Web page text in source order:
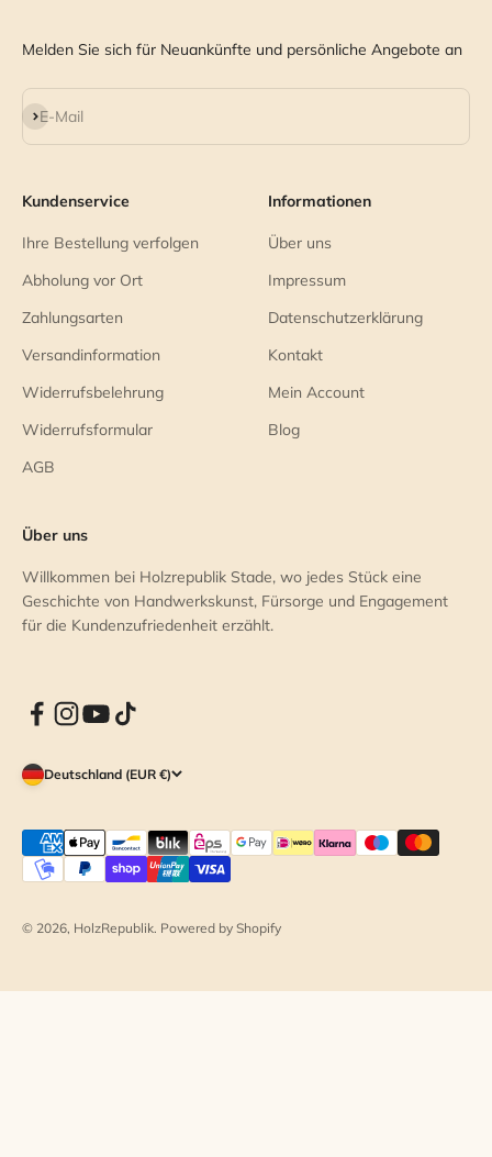
Melden Sie sich für Neuankünfte und persönliche Angebote an
E-Mail
Abonnieren
Kundenservice
Ihre Bestellung verfolgen
Abholung vor Ort
Zahlungsarten
Versandinformation
Widerrufsbelehrung
Widerrufsformular
AGB
Informationen
Über uns
Impressum
Datenschutzerklärung
Kontakt
Mein Account
Blog
Über uns
Willkommen bei Holzrepublik Stade, wo jedes Stück eine
Geschichte von Handwerkskunst, Fürsorge und Engagement
für die Kundenzufriedenheit erzählt.
Deutschland (EUR €)
© 2026, HolzRepublik. Powered by Shopify